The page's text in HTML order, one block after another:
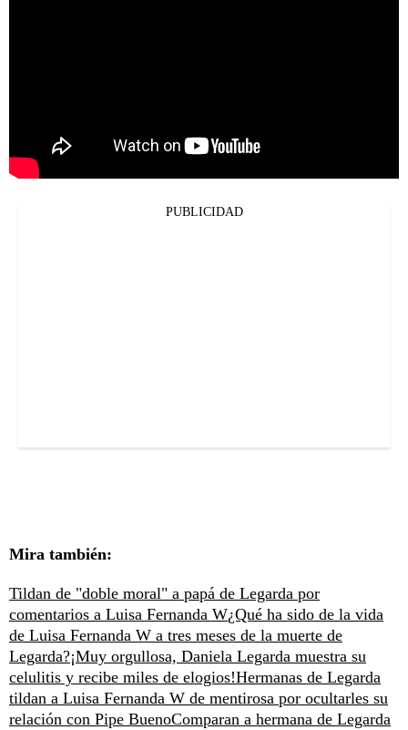
PUBLICIDAD
Mira también:
Tildan de "doble moral" a papá de Legarda por
comentarios a Luisa Fernanda W¿Qué ha sido de la vida
de Luisa Fernanda W a tres meses de la muerte de
Legarda?¡Muy orgullosa, Daniela Legarda muestra su
celulitis y recibe miles de elogios!Hermanas de Legarda
tildan a Luisa Fernanda W de mentirosa por ocultarles su
relación con Pipe BuenoComparan a hermana de Legarda